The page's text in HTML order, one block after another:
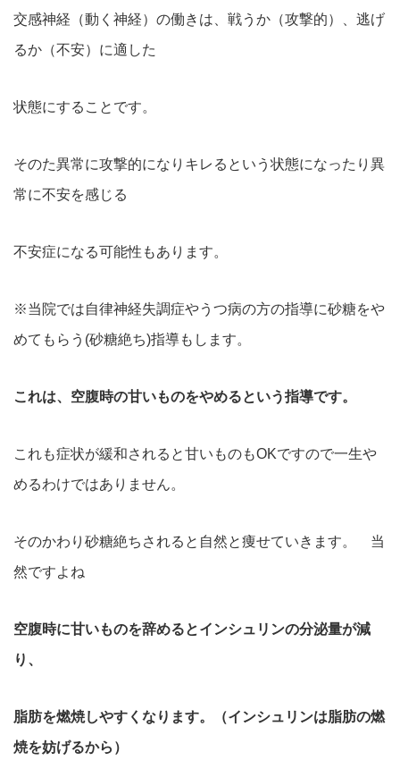
交感神経（動く神経）の働きは、戦うか（攻撃的）、逃げ
るか（不安）に適した
状態にすることです。
そのた異常に攻撃的になりキレるという状態になったり異
常に不安を感じる
不安症になる可能性もあります。
※当院では自律神経失調症やうつ病の方の指導に砂糖をや
めてもらう(砂糖絶ち)指導もします。
これは、空腹時の甘いものをやめるという指導です。
これも症状が緩和されると甘いものもOKですので一生や
めるわけではありません。
そのかわり砂糖絶ちされると自然と痩せていきます。 当
然ですよね
空腹時に甘いものを辞めるとインシュリンの分泌量が減
り、
脂肪を燃焼しやすくなります。（インシュリンは脂肪の燃
焼を妨げるから）